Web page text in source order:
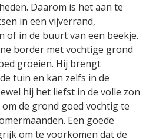
Daarom is het aan te
in een vijverrand,
of in de buurt van een beekje.
border met vochtige grond
groeien. Hij brengt
tuin en kan zelfs in de
hij het liefst in de volle zon
de grond goed vochtig te
Een goede
om te voorkomen dat de